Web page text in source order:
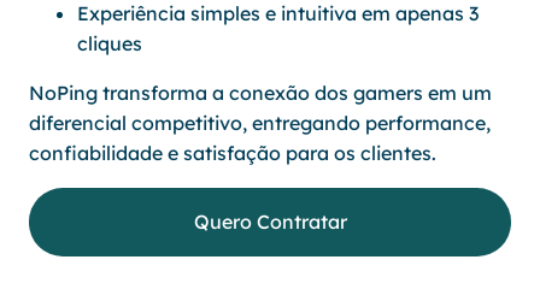
Experiência simples e intuitiva em apenas 3
cliques
NoPing transforma a conexão dos gamers em um
diferencial competitivo, entregando performance,
confiabilidade e satisfação para os clientes.
Quero Contratar